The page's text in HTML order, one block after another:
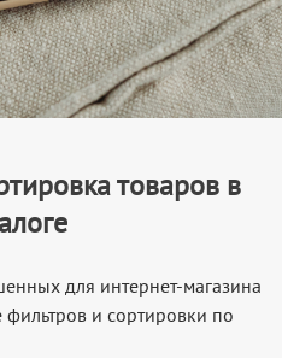
товаров в
для интернет-магазина
и сортировки по